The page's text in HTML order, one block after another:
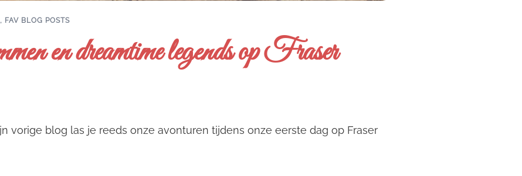
, FAV BLOG POSTS
en dreamtime legends op Fraser
vorige blog las je reeds onze avonturen tijdens onze eerste dag op Fraser